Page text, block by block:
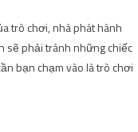
trò chơi, nhà phát hành
sẽ phải tránh những chiếc
bạn chạm vào là trò chơi